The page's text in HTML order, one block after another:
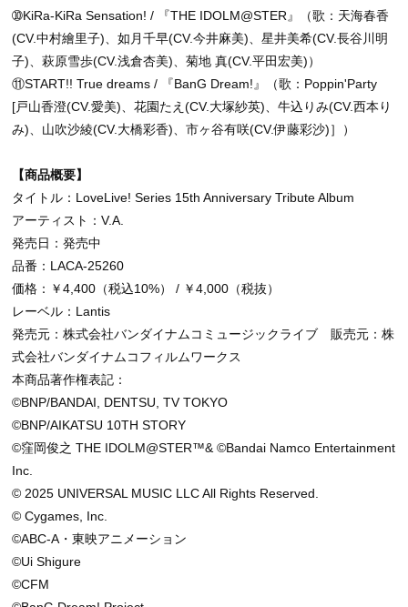
➉KiRa-KiRa Sensation! / 『THE IDOLM@STER』（歌：天海春香
(CV.中村繪里子)、如月千早(CV.今井麻美)、星井美希(CV.長谷川明
子)、萩原雪歩(CV.浅倉杏美)、菊地 真(CV.平田宏美)）
⑪START!! True dreams / 『BanG Dream!』（歌：Poppin'Party
[戸山香澄(CV.愛美)、花園たえ(CV.大塚紗英)、牛込りみ(CV.西本り
み)、山吹沙綾(CV.大橋彩香)、市ヶ谷有咲(CV.伊藤彩沙)］）
【商品概要】
タイトル：LoveLive! Series 15th Anniversary Tribute Album
アーティスト：V.A.
発売日：発売中
品番：LACA-25260
価格：￥4,400（税込10%） / ￥4,000（税抜）
レーベル：Lantis
発売元：株式会社バンダイナムコミュージックライブ 販売元：株
式会社バンダイナムコフィルムワークス
本商品著作権表記：
©BNP/BANDAI, DENTSU, TV TOKYO
©BNP/AIKATSU 10TH STORY
©窪岡俊之 THE IDOLM@STER™& ©Bandai Namco Entertainment
Inc.
© 2025 UNIVERSAL MUSIC LLC All Rights Reserved.
© Cygames, Inc.
©ABC-A・東映アニメーション
©Ui Shigure
©CFM